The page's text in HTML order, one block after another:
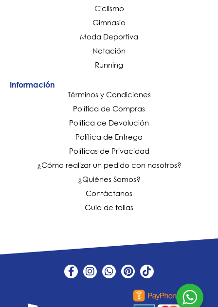
Ciclismo
Gimnasio
Moda Deportiva
Natación
Running
Información
Términos y Condiciones
Política de Compras
Política de Devolución
Política de Entrega
Políticas de Privacidad
¿Cómo realizar un pedido con nosotros?
¿Quiénes Somos?
Contáctanos
Guía de tallas